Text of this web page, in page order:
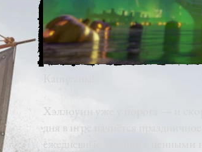
Хэллоуин уже у порога — и
дня в игре начнётся
ежедневные задания с ценными